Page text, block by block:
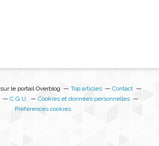
sur le portail Overblog Top articles
Contact
C.G.U.
Cookies et données personnelles
Préférences cookies